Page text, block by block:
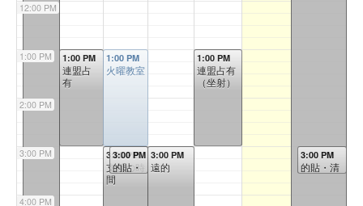
12:00 PM
1:00 PM
2:00 PM
3:00 PM
4:00 PM
1:00 PM
連盟占
有
1:00 PM
火曜教室
3:00 PM
支援の時
間
3:00 PM
的貼・
清掃
3:00 PM
遠的
1:00 PM
連盟占有
（坐射）
3:00 PM
的貼・清